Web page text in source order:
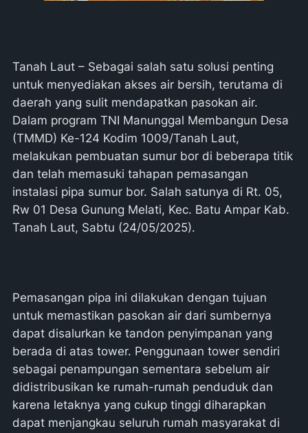
Tanah Laut – Sebagai salah satu solusi penting
untuk menyediakan akses air bersih, terutama di
daerah yang sulit mendapatkan pasokan air.
Dalam program TNI Manunggal Membangun Desa
(TMMD) Ke-124 Kodim 1009/Tanah Laut,
melakukan pembuatan sumur bor di beberapa titik
dan telah memasuki tahapan pemasangan
instalasi pipa sumur bor. Salah satunya di Rt. 05,
Rw 01 Desa Gunung Melati, Kec. Batu Ampar Kab.
Tanah Laut, Sabtu (24/05/2025).
Pemasangan pipa ini dilakukan dengan tujuan
untuk memastikan pasokan air dari sumbernya
dapat disalurkan ke tandon penyimpanan yang
berada di atas tower. Penggunaan tower sendiri
sebagai penampungan sementara sebelum air
didistribusikan ke rumah-rumah penduduk dan
karena letaknya yang cukup tinggi diharapkan
dapat menjangkau seluruh rumah masyarakat di